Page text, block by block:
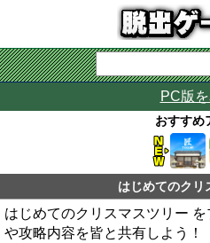
PC版
おすすめ
はじめてのクリ
はじめてのクリスマスツリー
や攻略内容を皆と共有しよう！